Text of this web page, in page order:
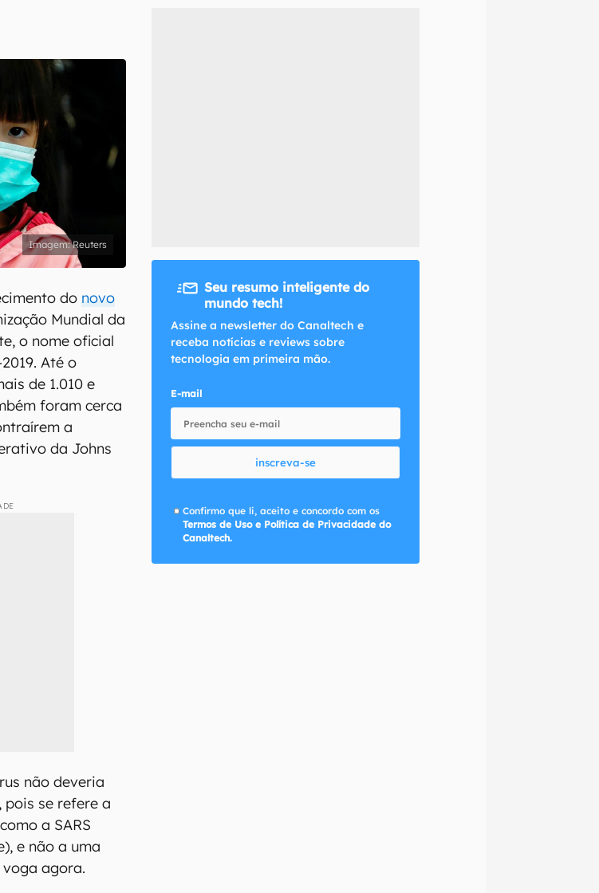
inscreva-se
os Termos de Uso e Política de Privacidade do Canaltech.
Reuters
do novo
Mundial da
o nome oficial
Até o
de 1.010 e
foram cerca
a
da Johns
não deveria
pois se refere a
a SARS
e não a uma
agora.
Seu resumo inteligente do
mundo tech!
Assine a newsletter do Canaltech e
receba notícias e reviews sobre
tecnologia em primeira mão.
E-mail
inscreva-se
Confirmo que li, aceito e concordo com os
Termos de Uso e Política de Privacidade do
Canaltech.